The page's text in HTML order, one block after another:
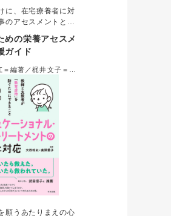
に、在宅療養者に対
のアセスメントと支
状別、ステージ別に
の基礎知識から、支
で出会いがちなエピ
な方法・手技までを
師だけでなく看護教
しても活用できる。
めの栄養アセスメ
ガイド
編著／梶井文子＝編
願うあたりまえの心